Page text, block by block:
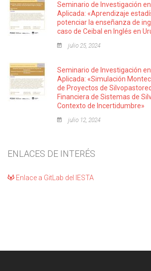
Seminario de Investigación
Aplicada: «Aprendizaje
potenciar la enseñanza de
caso de Ceibal en Inglés en
julio 25, 2024
Seminario de Investigación
Aplicada: «Simulación
de Proyectos de
Financiera de Sistemas de
Contexto de Incertidumbre»
julio 12, 2024
ENLACES DE INTERÉS
Enlace a GitLab del IESTA